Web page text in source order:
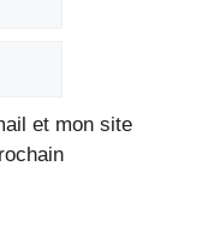
et mon site